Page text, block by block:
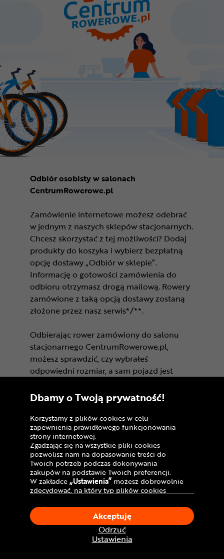
Odbiór osobisty w salonach
CentrumRowerowe.pl
Zamówienie internetowe możesz odebrać
w jednym z naszych sklepów stacjonarnych.
Chcesz skorzystać z tej możliwości? Dodaj
produkty do koszyka i wybierz bezpłatną
opcję dostawy „Odbiór w sklepie”.
Informację o gotowości zamówienia do
odbioru otrzymasz drogą mailową. Rowery
zamówione z taką opcją dostawy zostaną
złożone przez nasz serwis*/**.
Odbierając rower zamówiony do salonu
stacjonarnego CentrumRowerowe.pl,
możesz sprawdzić, czy wybrałeś
odpowiedni rozmiar, a sam pojazd jest
preferencji. Na miejscu możesz także
wypróbować zamówiony rower na
specjalnej ścieżce testowej.
CR Bydgoszcz - Comfy Park
Aleja Jana Pawła II 113,
85-140 Bydgoszcz
Otwarte od: 9:00 do 21:00
Zobacz więcejCR Bydgoszcz - Comfy Park
CR Gdańsk - Morski Park
ul. Przywidzka 10A,
80-174 Gdańsk
Dbamy o Twoją prywatność!
Korzystamy z plików cookies w celu
zapewnienia prawidłowego funkcjonowania
strony internetowej.
Zgadzając się na wszystkie pliki cookies
pozwolisz nam na dopasowanie treści do
Twoich potrzeb podczas dokonywania
zakupów na podstawie Twoich preferencji.
W zakładce„Ustawienia” możesz dobrowolnie
zdecydować, na który typ plików cookies
Klikając„Akceptuję”, wyrażasz zgodę na
stosowanie ciasteczek zgodnie z ustawieniami
Twojej przeglądarki.
W dowolnym momencie, możesz dokonać
zmiany swojego wyboru klikając opcję
Ustawienia
Odrzuć
Akceptuję